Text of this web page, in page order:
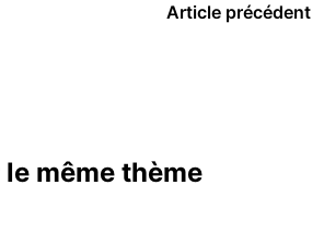
Article précédent
le même thème